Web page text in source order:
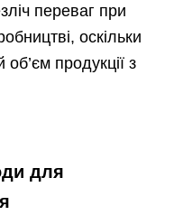
переваг при
оскільки
продукції з
для